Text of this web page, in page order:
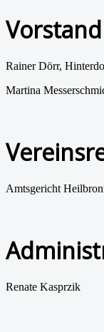
Vorstand
Rainer Dörr,
Martina
Amtsgericht
Renate Kasprzik